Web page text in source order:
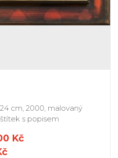
cm, 2000, malovaný
s popisem
Kč